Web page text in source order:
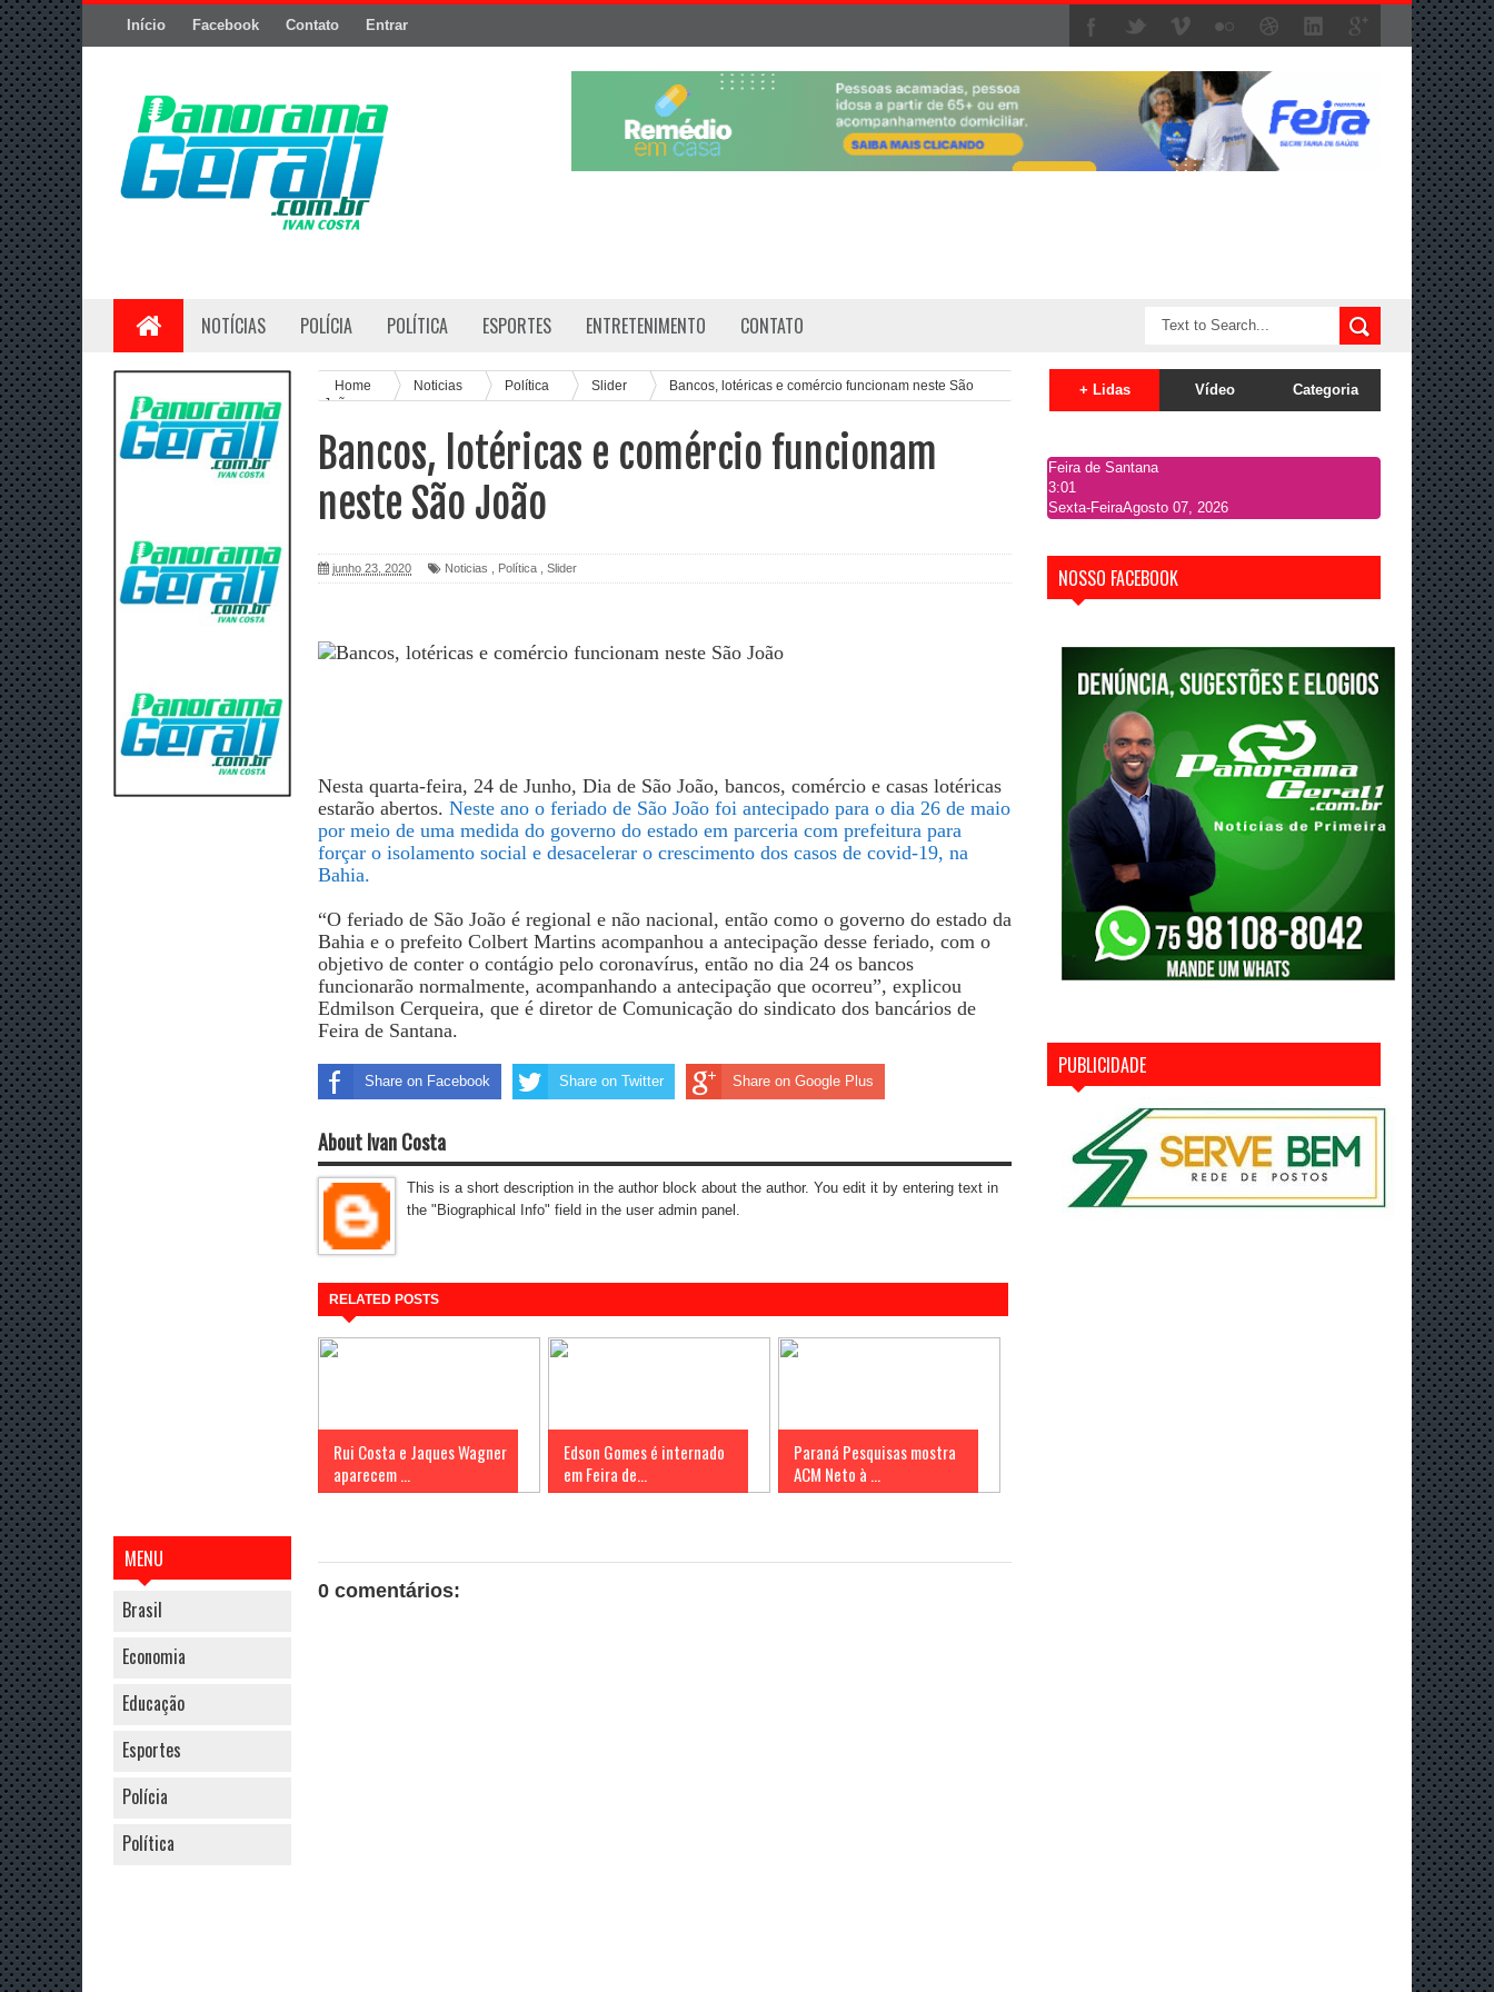
Início Facebook Contato Entrar
NOTÍCIAS POLÍCIA POLÍTICA ESPORTES ENTRETENIMENTO CONTATO
MENU
Brasil
Economia
Educação
Esportes
Polícia
Política
Home Noticias Política Slider
Bancos, lotéricas e comércio funcionam neste São
João
Bancos, lotéricas e comércio funcionam
neste São João
junho 23, 2020 Noticias Política Slider
Nesta quarta-feira, 24 de Junho, Dia de São João, bancos, comércio e casas lotéricas
estarão abertos. Neste ano o feriado de São João foi antecipado para o dia 26 de maio
por meio de uma medida do governo do estado em parceria com prefeitura para
forçar o isolamento social e desacelerar o crescimento dos casos de covid-19, na
Bahia.
“O feriado de São João é regional e não nacional, então como o governo do estado da
Bahia e o prefeito Colbert Martins acompanhou a antecipação desse feriado, com o
objetivo de conter o contágio pelo coronavírus, então no dia 24 os bancos
funcionarão normalmente, acompanhando a antecipação que ocorreu”, explicou
Edmilson Cerqueira, que é diretor de Comunicação do sindicato dos bancários de
Feira de Santana.
Share on Facebook Share on Twitter Share on Google Plus
About Ivan Costa
This is a short description in the author block about the author. You edit it by entering text in
the "Biographical Info" field in the user admin panel.
RELATED POSTS
Rui Costa e Jaques Wagner
aparecem ...
Edson Gomes é internado
em Feira de...
Paraná Pesquisas mostra
ACM Neto à ...
0 comentários:
+ Lidas Vídeo Categoria
Feira de Santana
3:01
Sexta-FeiraAgosto 07, 2026
NOSSO FACEBOOK
PUBLICIDADE